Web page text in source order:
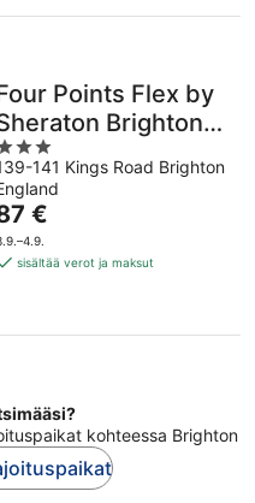
Points Flex by
Brighton
141 Kings Road Brighton
€
€
sisältää verot ja maksut
kohteessa Brighton